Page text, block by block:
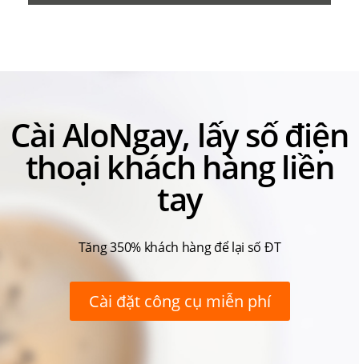
Cài AloNgay, lấy số điện
thoại khách hàng liền
tay
Tăng 350% khách hàng để lại số ĐT
Cài đặt công cụ miễn phí